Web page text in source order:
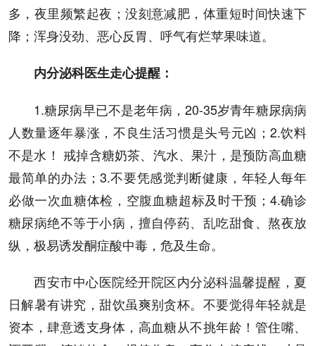
多，夜里频繁起夜；没刻意减肥，体重短时间快速下
降；浑身没劲、恶心反胃、呼气有烂苹果味道。
内分泌科医生走心提醒：
1.糖尿病早已不是老年病，20-35岁青年糖尿病病
人数量逐年暴涨，不良生活习惯是头号元凶；2.饮料
不是水！ 戒掉含糖奶茶、汽水、果汁，是预防高血糖
最简单的办法；3.不要凭感觉判断健康，年轻人每年
必做一次血糖体检，空腹血糖超标及时干预；4.确诊
糖尿病绝不等于小病，擅自停药、乱吃甜食、熬夜放
纵，极易诱发酮症酸中毒，危及生命。
西安市中心医院经开院区内分泌科温馨提醒，夏
日解暑有讲究，甜饮虽爽别贪杯。不要觉得年轻就是
资本，肆意透支身体，高血糖从不挑年龄！管住嘴、